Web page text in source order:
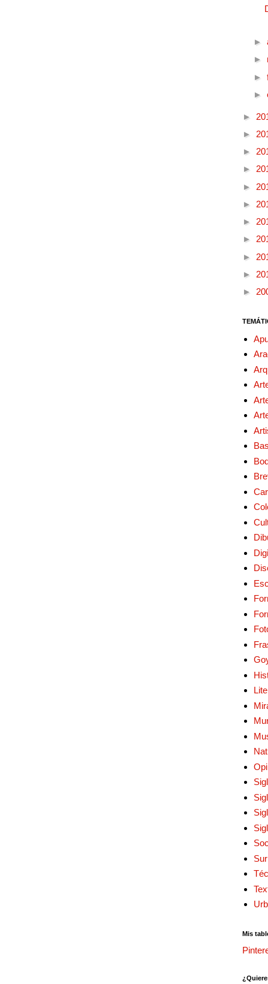
►
►
►
►
►
►
►
►
►
►
►
►
►
►
►
Mis